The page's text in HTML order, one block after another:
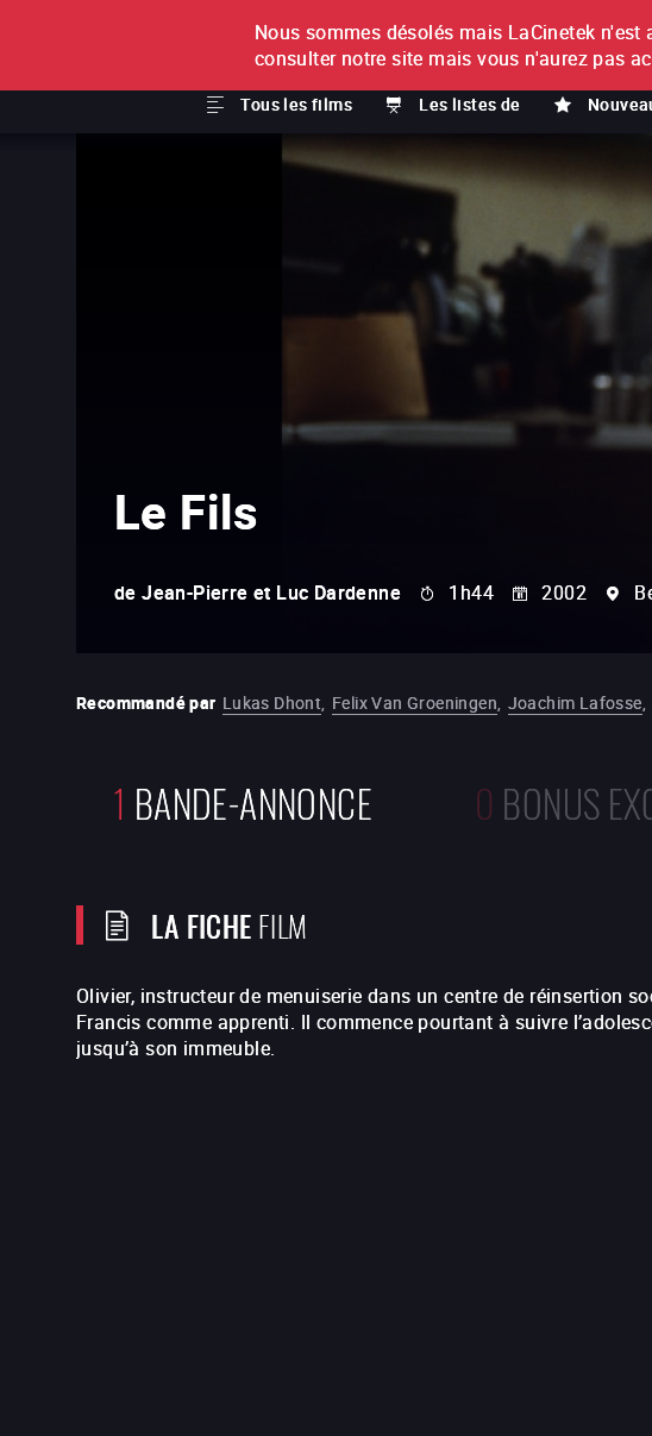
À L'UNITÉ
Tous les films Les listes de
ABONNEMENT
Le Fils
de Jean-Pierre et Luc Dardenne 1h44 2002
Recommandé par Lukas Dhont, Felix Van Groeningen, Joachim Lafosse,
1 BANDE-ANNONCE 0 BONUS
LA FICHEFILM
Olivier, instructeur de menuiserie dans un centre de réinsertion
Francis comme apprenti. Il commence pourtant à suivre
jusqu’à son immeuble.
Nous sommes désolés mais LaCinetek
consulter notre site mais vous n'aurez pas